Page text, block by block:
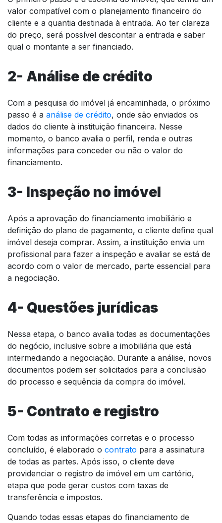
valor compatível com o planejamento financeiro do
cliente e a quantia destinada à entrada. Ao ter clareza
do preço, será possível descontar a entrada e saber
qual o montante a ser financiado.
2- Análise de crédito
Com a pesquisa do imóvel já encaminhada, o próximo
passo é a análise de crédito, onde são enviados os
dados do cliente à instituição financeira. Nesse
momento, o banco avalia o perfil, renda e outras
informações para conceder ou não o valor do
financiamento.
3- Inspeção no imóvel
Após a aprovação do financiamento imobiliário e
definição do plano de pagamento, o cliente define qual
imóvel deseja comprar. Assim, a instituição envia um
profissional para fazer a inspeção e avaliar se está de
acordo com o valor de mercado, parte essencial para
a negociação.
4- Questões jurídicas
Nessa etapa, o banco avalia todas as documentações
do negócio, inclusive sobre a imobiliária que está
intermediando a negociação. Durante a análise, novos
documentos podem ser solicitados para a conclusão
do processo e sequência da compra do imóvel.
5- Contrato e registro
Com todas as informações corretas e o processo
concluído, é elaborado o contrato para a assinatura
de todas as partes. Após isso, o cliente deve
providenciar o registro de imóvel em um cartório,
etapa que pode gerar custos com taxas de
transferência e impostos.
Quando todas essas etapas do financiamento de